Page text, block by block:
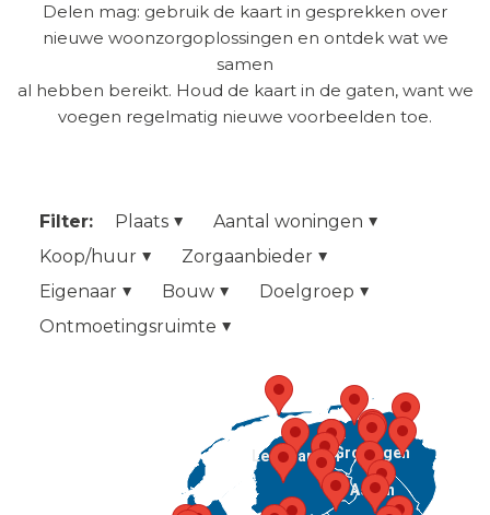
Delen mag: gebruik de kaart in gesprekken over
nieuwe woonzorgoplossingen en ontdek wat we
samen
al hebben bereikt. Houd de kaart in de gaten, want we
voegen regelmatig nieuwe voorbeelden toe.